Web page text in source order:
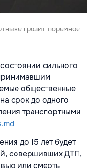
грозит тюремное
сильного
общественные
срок до одного
транспортными
до 15 лет будет
совершивших ДТП,
или смерть